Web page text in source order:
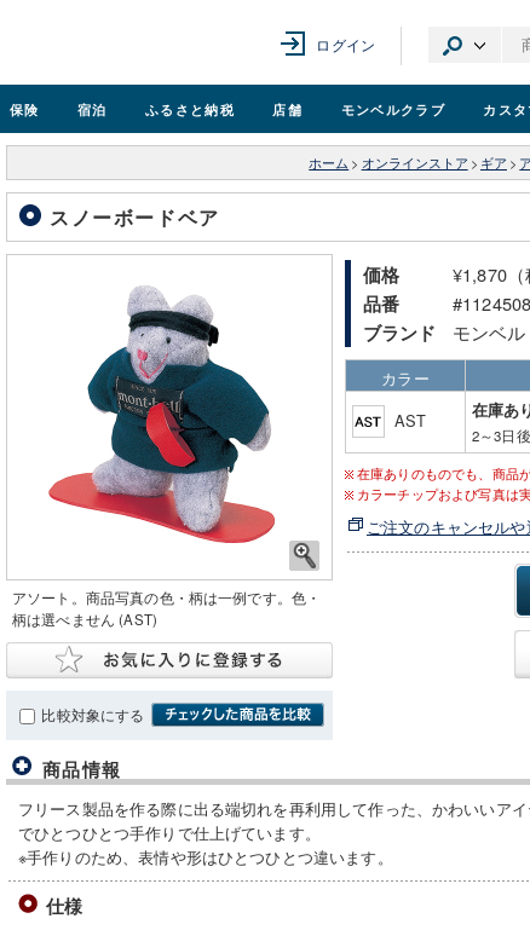
ログイン
保険 宿泊 ふるさと納税 店舗 モンベルクラブ カス
ホーム > オンラインストア > ギア >
スノーボードベア
アソート。商品写真の色・柄は一例です。色・
柄は選べません (AST)
比較対象にする
価格 ¥1,870（
品番 #1124508
ブランド モンベル
カラー
AST
在庫あ
2～3日
在庫ありのものでも、商品
カラーチップおよび写真は
ご注文のキャンセル
商品情報
フリース製品を作る際に出る端切れを再利用して作った、かわいいア
でひとつひとつ手作りで仕上げています。
※手作りのため、表情や形はひとつひとつ違います。
仕様